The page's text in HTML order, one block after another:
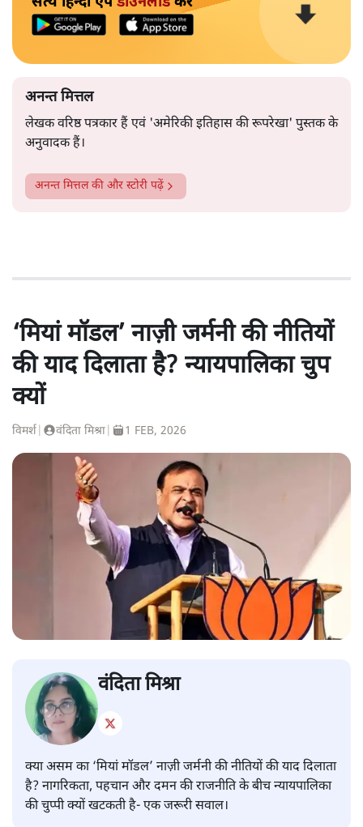
अनन्त मित्तल
लेखक वरिष्ठ पत्रकार हैं एवं 'अमेरिकी इतिहास की रूपरेखा' पुस्तक के
अनुवादक हैं।
अनन्त मित्तलकी और स्टोरी पढ़ें
‘मियां मॉडल’ नाज़ी जर्मनी की नीतियों
की याद दिलाता है? न्यायपालिका चुप
क्यों
विमर्श वंदिता मिश्रा 1 FEB, 2026
वंदिता मिश्रा
क्या असम का ‘मियां मॉडल’ नाज़ी जर्मनी की नीतियों की याद दिलाता
है? नागरिकता, पहचान और दमन की राजनीति के बीच न्यायपालिका
की चुप्पी क्यों खटकती है- एक जरूरी सवाल।